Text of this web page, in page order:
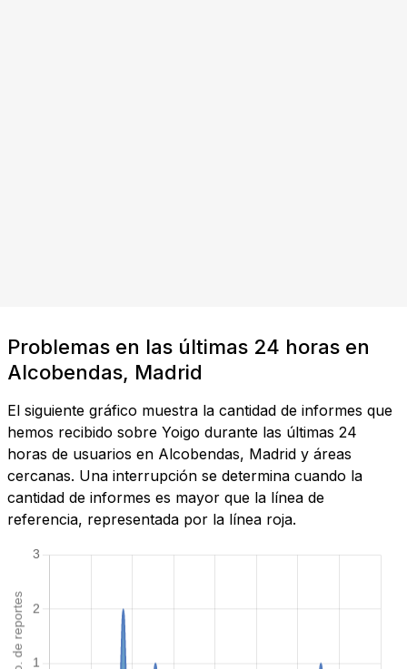
Problemas en las últimas 24 horas en
Alcobendas, Madrid
El siguiente gráfico muestra la cantidad de informes que
hemos recibido sobre Yoigo durante las últimas 24
horas de usuarios en Alcobendas, Madrid y áreas
cercanas. Una interrupción se determina cuando la
cantidad de informes es mayor que la línea de
referencia, representada por la línea roja.